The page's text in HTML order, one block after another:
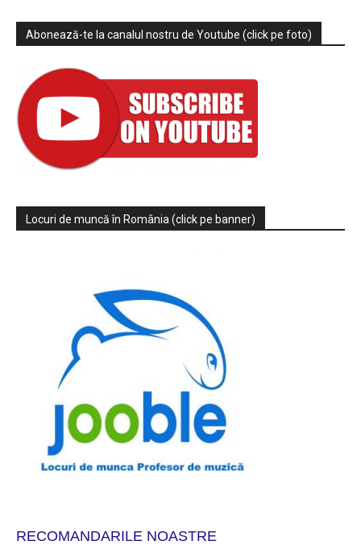
Abonează-te la canalul nostru de Youtube (click pe foto)
Locuri de muncă în România (click pe banner)
RECOMANDARILE NOASTRE